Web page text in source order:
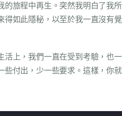
旅程中再生。突然我明白了
如此隱秘，以至於我一直沒有
上，我們一直在受到考驗，
付出，少一些要求。這樣，你